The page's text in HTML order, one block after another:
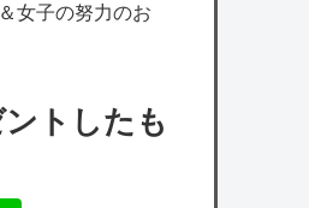
編集部、みい山
了貂、覚醒。絶
思いつくｗｗｗ
女子の努力のお
トしたも